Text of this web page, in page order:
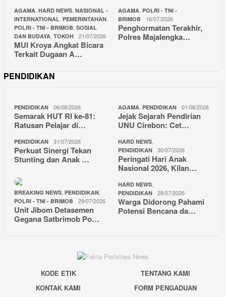
AGAMA HARD NEWS NASIONAL -
INTERNATIONAL PEMERINTAHAN
POLRI - TNI - BRIMOB SOSIAL
DAN BUDAYA TOKOH 21/07/2026
MUI Kroya Angkat Bicara
Terkait Dugaan A…
AGAMA POLRI - TNI -
BRIMOB
16/07/2026
Penghormatan Terakhir,
Polres Majalengka…
PENDIDIKAN
PENDIDIKAN 06/08/2026
Semarak HUT RI ke-81:
Ratusan Pelajar di…
AGAMA PENDIDIKAN 01/08/2026
Jejak Sejarah Pendirian
UNU Cirebon: Cet…
PENDIDIKAN 31/07/2026
Perkuat Sinergi Tekan
Stunting dan Anak …
HARD NEWS
PENDIDIKAN 30/07/2026
Peringati Hari Anak
Nasional 2026, Kilan…
BREAKING NEWS PENDIDIKAN
POLRI - TNI - BRIMOB 29/07/2026
Unit Jibom Detasemen
Gegana Satbrimob Po…
HARD NEWS
PENDIDIKAN 28/07/2026
Warga Didorong Pahami
Potensi Bencana da…
KODE ETIK
TENTANG KAMI
KONTAK KAMI
FORM PENGADUAN